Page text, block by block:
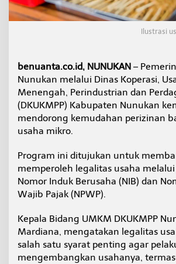
h
k
m
b
u
t
a
I
B
d
a
n
P
W
P
Ilustrasi
benuanta.co.id, NUNUKAN –
Nunukan melalui Dinas Koperasi,
Menengah, Perindustrian dan
(DKUKMPP) Kabupaten Nunukan
mendorong kemudahan perizinan
usaha mikro.
Program ini ditujukan untuk
memperoleh legalitas usaha
Nomor Induk Berusaha (NIB) dan
Wajib Pajak (NPWP).
Kepala Bidang UMKM DKUKMPP
Mardiana, mengatakan legalitas
salah satu syarat penting agar
mengembangkan usahanya,